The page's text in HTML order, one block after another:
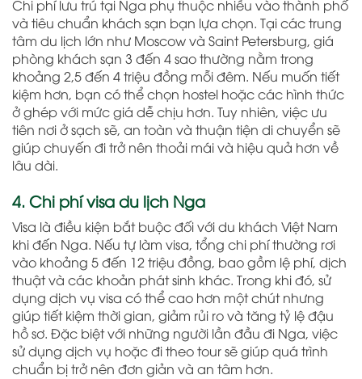
Chi phí lưu trú tại Nga phụ thuộc nhiều vào thành phố
và tiêu chuẩn khách sạn bạn lựa chọn. Tại các trung
tâm du lịch lớn như Moscowvà Saint Petersburg, giá
phòng khách sạn 3 đến 4 sao thường nằm trong
khoảng 2,5 đến 4 triệu đồng mỗi đêm. Nếu muốn tiết
kiệm hơn, bạn có thể chọn hostel hoặc các hình thức
ở ghép với mức giá dễ chịu hơn. Tuy nhiên, việc ưu
tiên nơi ở sạch sẽ, an toàn và thuận tiện di chuyển sẽ
giúp chuyến đi trở nên thoải mái và hiệu quả hơn về
lâu dài.
4. Chi phí visa du lịch Nga
Visa là điều kiện bắt buộc đối với du khách Việt Nam
khi đến Nga. Nếu tự làm visa, tổng chi phí thường rơi
vào khoảng 5 đến 12 triệu đồng, bao gồm lệ phí, dịch
thuật và các khoản phát sinh khác. Trong khi đó, sử
dụng dịch vụ visa có thể cao hơn một chút nhưng
giúp tiết kiệm thời gian, giảm rủi ro và tăng tỷ lệ đậu
hồ sơ. Đặc biệt với những người lần đầu đi Nga, việc
sử dụng dịch vụ hoặc đi theo tour sẽ giúp quá trình
chuẩn bị trở nên đơn giản và an tâm hơn.